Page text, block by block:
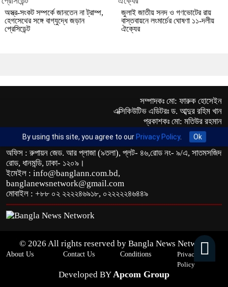
অস্ত্র-সংকট সম্পর্কে জানতেন না ট্রাম্প,
হেগসেথের সঙ্গে বাগ্‌যুদ্ধে জড়ান
প্রেসিডেন্ট
জুলাই জাতীয় সনদ ও গণভোটের রায়
বাস্তবায়নে লংমার্চের ঘোষণা ১১-দলীয়
ঐক্যের
সম্পাদকঃ মো: ফারুক হোসেইন
এক্সিকিউটিভ এডিটরঃ ড. আব্দুর রহিম খান
প্রকাশকঃ মো: মতিউর রহমান
অফিস : রুপায়ন জেড. আর প্লাজা (৯তলা), প্লট- ৪৬,রোড নং- ৯/এ, সাতমসজিদ
রোড, ধানমন্ডি, ঢাকা- ১২০৯।
ইমেইল : info@banglann.com.bd,
banglanewsnetwork@gmail.com
মোবাইল : +৮৮ ০২ ২২২২৪৬৯১৮, ০২২২২২৪৬৪৪৯
© 2026 All rights reserved by Bangla News Network
About Us Contact Us Conditions
Privacy &
Policy
Developed BY Apcom Group
By using this site, you agree to ourPrivacy Policy. Ok